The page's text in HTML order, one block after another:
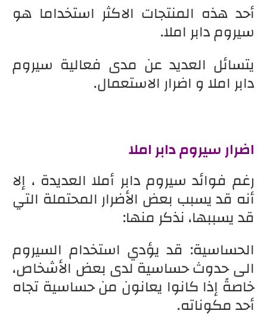
أحد هذه المنتجات الاكثر استخداما هو
سيروم دابر املا.
يتسائل العديد عن مدى فعالية سيروم
دابر املا و اضرار الاستعمال.
اضرار سيروم دابر املا
رغم فوائد سيروم دابر أملا العديدة ، إلا
أنه قد يسبب بعض الأضرار المحتملة التي
قد يسببها، نذكر منها:
الحساسية: قد يؤدي استخدام السيروم
الى حدوث حساسية لدى بعض الأشخاص،
خاصةً إذا كانوا يعانون من حساسية تجاه
أحد مكوناته.